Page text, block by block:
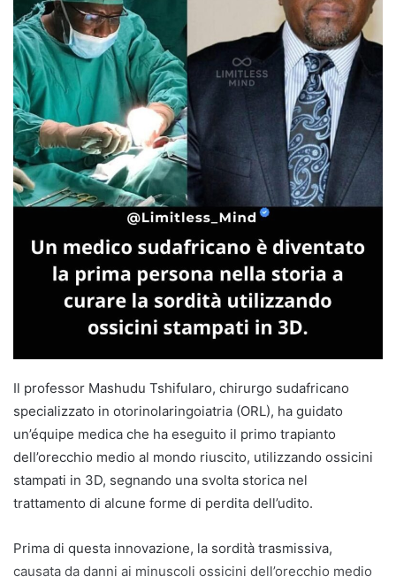
Il professor Mashudu Tshifularo, chirurgo sudafricano
specializzato in otorinolaringoiatria (ORL), ha guidato
un’équipe medica che ha eseguito il primo trapianto
dell’orecchio medio al mondo riuscito, utilizzando ossicini
stampati in 3D, segnando una svolta storica nel
trattamento di alcune forme di perdita dell’udito.
Prima di questa innovazione, la sordità trasmissiva,
causata da danni ai minuscoli ossicini dell’orecchio medio